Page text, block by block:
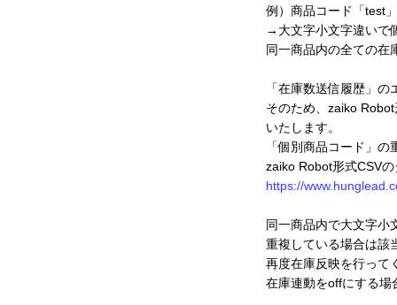
例）商品コード「test
→大文字小文字違いで
同一商品内の全ての在
「在庫数送信履歴」
そのため、zaiko
いたします。
「個別商品コード」
zaiko Robot形式CSV
https://
同一商品内で大文字小
重複している場合は該
再度在庫反映を行って
在庫連動をoffにする場